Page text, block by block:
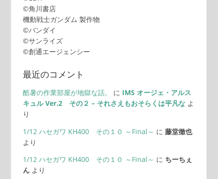
©角川書店
機動戦士ガンダム 製作物
©バンダイ
©サンライズ
©創通エージェンシー
最近のコメント
酷暑の作業部屋が地獄な話。 に IMS オージェ・アルス
キュル Ver.2 その２ – それさえもおそらくは平凡なよ
り
1/12 ハセガワ KH400 その１０ ～Final～ に 藤堂徹也
より
1/12 ハセガワ KH400 その１０ ～Final～ に ちーちぇ
んより